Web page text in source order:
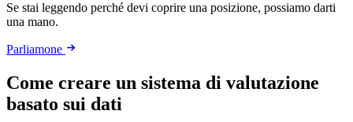
Se stai leggendo perché devi coprire una posizione, possiamo darti
una mano.
Parliamone
Come creare un sistema di valutazione
basato sui dati